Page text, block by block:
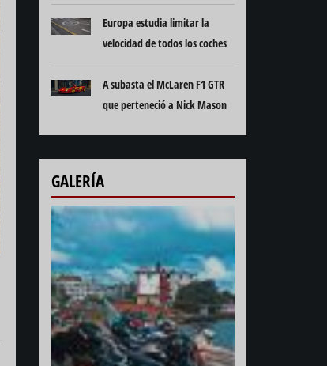
Europa estudia limitar la
velocidad de todos los coches
A subasta el McLaren F1 GTR
que perteneció a Nick Mason
GALERÍA